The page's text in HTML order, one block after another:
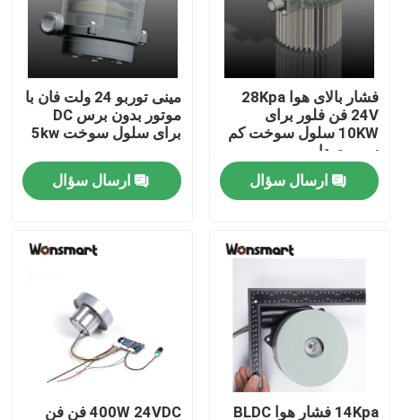
تور کارخانه
کنترل کیفیت
با ما تماس بگیرید
اخبار
پرونده ها
درخواست نقل قول
فشار بالای هوا 28Kpa
24V فن فلور برای
10KW سلول سوخت کم
سر و صدا
ارسال سؤال
مینی توربو 24 ولت فان با
موتور بدون برس DC
برای سلول سوخت 5kw
ارسال سؤال
14Kpa فشار هوا BLDC 400W 24VDC فن فن